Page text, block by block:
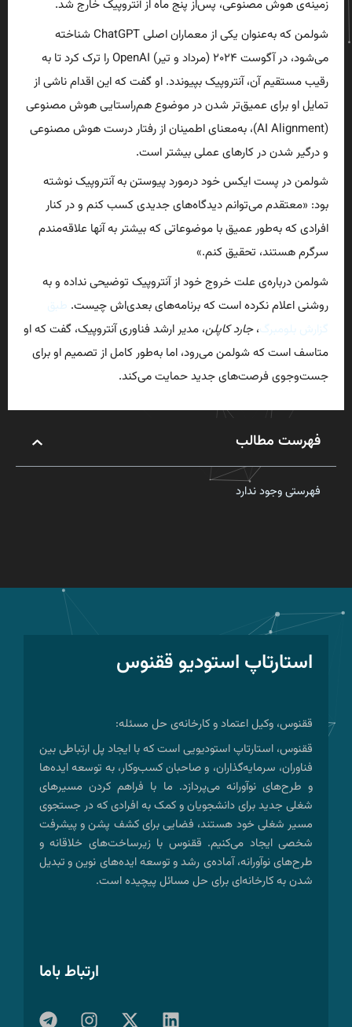
زمینه‌ی هوش مصنوعی، پس‌از پنج ماه از آنتروپیک خارج شد.
شولمن که به‌عنوان یکی از معماران اصلی ChatGPT شناخته
می‌شود، در آگوست ۲۰۲۴ (مرداد و تیر) OpenAI را ترک کرد تا به
رقیب مستقیم آن، آنتروپیک بپیوندد. او گفت که این اقدام ناشی از
تمایل او برای عمیق‌تر شدن در موضوع هم‌راستایی هوش مصنوعی
(AI Alignment)، به‌معنای اطمینان از رفتار درست هوش مصنوعی
و درگیر شدن در کارهای عملی بیشتر است.
شولمن در پست ایکس خود درمورد پیوستن به آنتروپیک نوشته
بود: «معتقدم می‌توانم دیدگاه‌های جدیدی کسب کنم و در کنار
افرادی که به‌طور عمیق با موضوعاتی که بیشتر به آنها علاقه‌مندم
سرگرم هستند، تحقیق کنم.»
شولمن درباره‌ی علت خروج خود از آنتروپیک توضیحی نداده و به
روشنی اعلام نکرده است که برنامه‌های بعدی‌اش چیست. طبق
گزارش بلومبرگ،جارد کاپلن، مدیر ارشد فناوری آنتروپیک، گفت که او
متاسف است که شولمن می‌رود، اما به‌طور کامل از تصمیم او برای
جست‌وجوی فرصت‌های جدید حمایت می‌کند.
فهرست مطالب
فهرستی وجود ندارد
استارتاپ استودیو ققنوس
ققنوس، وکیل اعتماد و کارخانه‌ی حل مسئله:
ققنوس، استارتاپ استودیویی است که با ایجاد پل ارتباطی بین
فناوران، سرمایه‌گذاران، و صاحبان کسب‌وکار، به توسعه ایده‌ها
و طرح‌های نوآورانه می‌پردازد. ما با فراهم کردن مسیرهای
شغلی جدید برای دانشجویان و کمک به افرادی که در جستجوی
مسیر شغلی خود هستند، فضایی برای کشف پشن و پیشرفت
شخصی ایجاد می‌کنیم. ققنوس با زیرساخت‌های خلاقانه و
طرح‌های نوآورانه، آماده‌ی رشد و توسعه ایده‌های نوین و تبدیل
شدن به کارخانه‌ای برای حل مسائل پیچیده است.
ارتباط باما
L
X
I
T